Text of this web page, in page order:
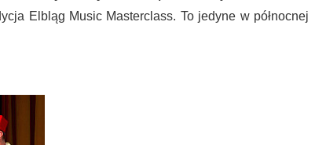
Elbląg Music Masterclass. To jedyne w północnej